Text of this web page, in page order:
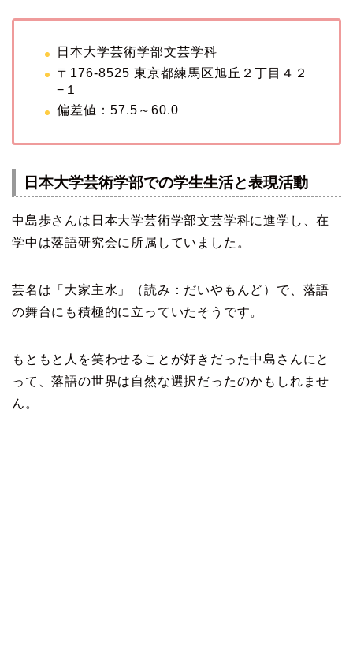
日本大学芸術学部文芸学科
〒176-8525 東京都練馬区旭丘２丁目４２
−１
偏差値：57.5～60.0
日本大学芸術学部での学生生活と表現活動
中島歩さんは日本大学芸術学部文芸学科に進学し、在
学中は落語研究会に所属していました。
芸名は「大家主水」（読み：だいやもんど）で、落語
の舞台にも積極的に立っていたそうです。
もともと人を笑わせることが好きだった中島さんにと
って、落語の世界は自然な選択だったのかもしれませ
ん。